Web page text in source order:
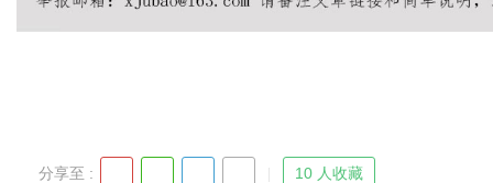
分享至 : 10 人收藏